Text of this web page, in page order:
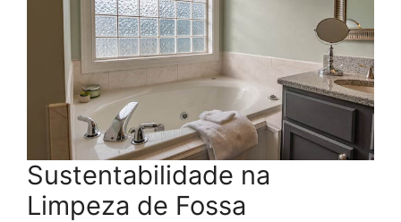
Sustentabilidade na
Limpeza de Fossa